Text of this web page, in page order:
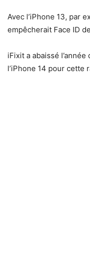
Avec l’iPhone 13, par
empêcherait Face ID
iFixit a abaissé
l’iPhone 14 pour cette